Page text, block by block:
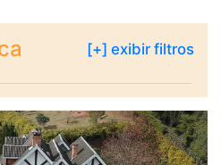
[+] exibir filtros